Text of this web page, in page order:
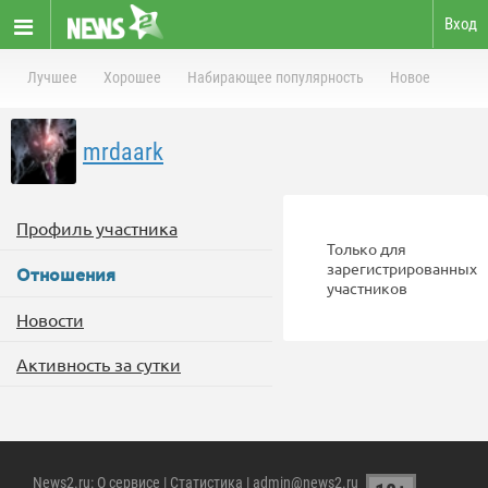
Вход
Лучшее Хорошее Набирающее популярность Новое
mrdaark
Профиль участника
Отношения
Новости
Активность за сутки
Только для
зарегистрированных
участников
News2.ru: О сервисе | Статистика | admin@news2.ru